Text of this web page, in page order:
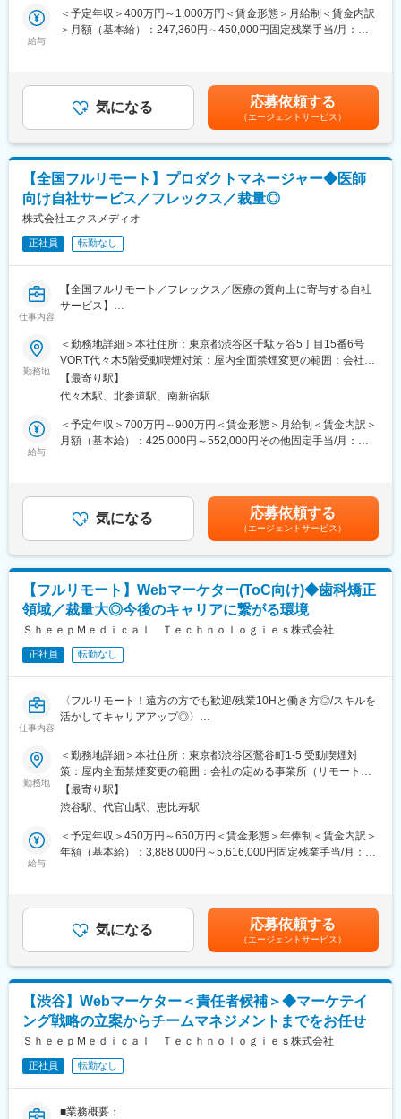
＜（1）コンサルティング＞
・健康診断の受診率が低く、受診率の向上に向けた課題
・健診を受けた人が通院・治療を継続せず病気の早期治療に繋が
っていない
▼提案するソリューション
・健康診断の受診率が低く、受診率の向上に向けた課題予算に合
わせた効率的な案内の送り方のプランニング、パンフレットの作
り方、予約の仕組、健康診断の時期、DMをお送りする時期などの
提案
・健診を受けた人が治療につながっているのかをデータを見なが
ら、健診から通院に繋がる取り組みの提案（アプローチするター
★具体例
案
・申し込みたいと思った時に、申込みやすいWEB予約の提案
・自治体が独自にやっていることに対してシナジーが出るような
アドバイス
・医療機関との設定（自治体と医療機関との関わりを促す）
＜（2）プロジェクトマネジメント＞
・事業の効果検証を行い、事業成果や改善点提案などの報告会の
実施
・既存案件の継続受注のためのクライアントとの関係構築及び提
案
・アップセル・クロスセルに向けた自治体への営業活動
・特定検診受診率向上事業（やっていない取り組みに対してアプ
ローチ）
∟デジタルのサービス導入、高齢者保健事業、検診後のアプロー
チ（健診から通院へのアプローチなど）
■組織構成
チームリーダー1名、PL7名の計8名（うち北海道出身6名）
発）
■担当案件
3～4振興局の市町村担当や、PMとしての各種事業リードを行う想
変更の範囲：会社の定める業務
行直属の営業スタイルです。 受動喫煙対策：敷地内全面禁煙変更
の範囲：会社の定める事業所（リモートワーク含む）
給与
＜予定年収＞400万円～1,000万円＜賃金形態＞月給制＜賃金内訳
＞月額（基本給）：247,360円～450,000円固定残業手当/月：
詳細は、経験を考慮し、同社規定に照らし合わせた上で決定しま
す。■昇給：年1回■賞与あり■モデル年収：メンバークラス：年収
400万円～800万円リーダークラス：年収600万円～1000万円賃金
はあくまでも目安の金額であり、選考を通じて上下する可能性が
あります。月給(月額)は固定手当を含めた表記です。
気になる 応募依頼する
（エージェントサービス）
【全国フルリモート】プロダクトマネージャー◆医師
向け自社サービス／フレックス／裁量◎
株式会社エクスメディオ
正社員 転勤なし
仕事内容
【全国フルリモート／フレックス／医療の質向上に寄与する自社
サービス】
■担当業務
「ヒポクラ」という医師専用のWebサービスのプロダクトマネー
ジャーをお任せします。
「ヒポクラ」：約75,000人以上の医師が参加する日本最大級の医
師専用SNS。医師が専門外の事象に遭遇した際に他の医師より知
見を得られるオンライン医局”として拡大中。
・市場・競合・ユーザー分析
・新サービス、新機能の企画、要件定義、仕様策定
・KPIの設定と進捗管理、データに基づいた改善策の立案と実行
・ロードマップの作成と管理
・部門間（経営層、営業、マーケティング等）の調整
※ご本人の意向および試用期間中の業務状況などを踏まえて適材適
所を判断していきます。
※少数精鋭で実力主義、かつ積極性・協力性・スピードを重んじる
組織です。
早期にチームリードをお任せするケースもあります。
ディレクター、UXUIデザイナー、エンジニア（バックエンド、フ
ロントエンド、インフラ、AI各種在籍。業務委託・外注含む）で
プロダクトチームを組成。現PdMは業務委託で活躍されており、
今回は正社員のプロダクトマネージャーとして中心的な役割をお
※医療業界経験者も居りますので、業界知識は不問です。
全国フルリモート制を導入しており、場所を縛られず拡大中の自
社サービスに携わりたい方にお勧めです。
四半期に一回程度の対面で会うキックオフの機会もご用意してお
ります。
変更の範囲：会社の定める業務
勤務地
＜勤務地詳細＞本社住所：東京都渋谷区千駄ヶ谷5丁目15番6号
VORT代々木5階受動喫煙対策：屋内全面禁煙変更の範囲：会社の
定める事業所（リモートワーク含む）
【最寄り駅】
代々木駅、北参道駅、南新宿駅
給与
＜予定年収＞700万円～900万円＜賃金形態＞月給制＜賃金内訳＞
月額（基本給）：425,000円～552,000円その他固定手当/月：
残業手当＞有＜給与補足＞固定手当として、在宅勤務手当(月1万
円)がございます。賃金はあくまでも目安の金額であり、選考を通
じて上下する可能性があります。月給(月額)は固定手当を含めた表
記です。
気になる 応募依頼する
（エージェントサービス）
【フルリモート】Webマーケター(ToC向け)◆歯科矯正
領域／裁量大◎今後のキャリアに繋がる環境
ＳｈｅｅｐＭｅｄｉｃａｌ Ｔｅｃｈｎｏｌｏｇｉｅｓ株式会社
正社員 転勤なし
仕事内容
〈フルリモート！遠方の方でも歓迎/残業10Hと働き方◎/スキルを
活かしてキャリアアップ◎〉
■業務概要：
グループ会社が運営支援している全国23院の歯科クリニックのマ
ーケティングに携わっていただくポジションです。toC領域での
GoogleやYahoo！リスティング広告やSEOをメインに活躍されて
来られた方を募集しています。
歯科矯正マーケティングの領域において、国内トップクラスのノ
ウハウをもつマーケターと一緒に業務を行っていただけます。
■業務内容詳細：
◇各WEB媒体の広告運用と関連業務全般
・Googleリスティング広告、SNS広告を中心に運用
・LPOの企画立案からLP制作のディレクション・広告バナー／動
画広告／記事LP／LP／HP／ステップメール etc. の企画・ライテ
ィング・制作ディレクション・制作物ディレクション業務に関わ
る社内、社外関係者との折衝
※スキル次第では、更に上流のペルソナ設計や適切な訴求プランの
構築などもお任せしたいと思っています。
勤務地
＜勤務地詳細＞本社住所：東京都渋谷区鶯谷町1-5 受動喫煙対
策：屋内全面禁煙変更の範囲：会社の定める事業所（リモートワ
ーク含む）
【最寄り駅】
渋谷駅、代官山駅、恵比寿駅
給与
＜予定年収＞450万円～650万円＜賃金形態＞年俸制＜賃金内訳＞
年額（基本給）：3,888,000円～5,616,000円固定残業手当/月：
あくまでも目安の金額であり、選考を通じて上下する可能性があ
ります。月給(月額)は固定手当を含めた表記です。
気になる 応募依頼する
（エージェントサービス）
【渋谷】Webマーケター＜責任者候補＞◆マーケテイ
ング戦略の立案からチームマネジメントまでをお任せ
ＳｈｅｅｐＭｅｄｉｃａｌ Ｔｅｃｈｎｏｌｏｇｉｅｓ株式会社
正社員 転勤なし
■業務概要：